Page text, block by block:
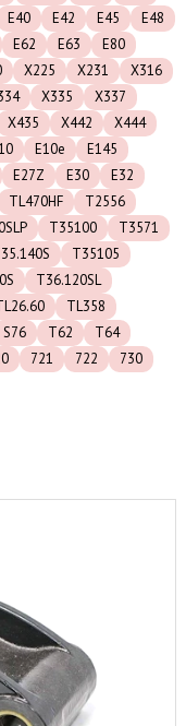
E40 E42 E45
E48
E62 E63
E80
X225 X231
X316
X335
X337
X435 X442
X444
E10e
E145
E27Z E30
E32
TL470HF
T2556
T35100
T3571
T35105
T36.120SL
TL358
S76 T62
T64
721 722
730